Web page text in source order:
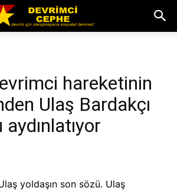
hareketinin
Ulaş Bardakçı
yoldaşın son sözü. Ulaş